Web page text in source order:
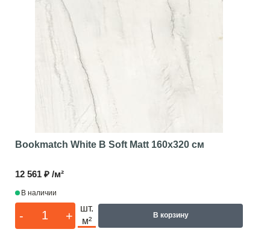
Bookmatch White B Soft Matt 160x320 см
12 561 ₽ /м²
В наличии
- +
шт.
м²
В корзину